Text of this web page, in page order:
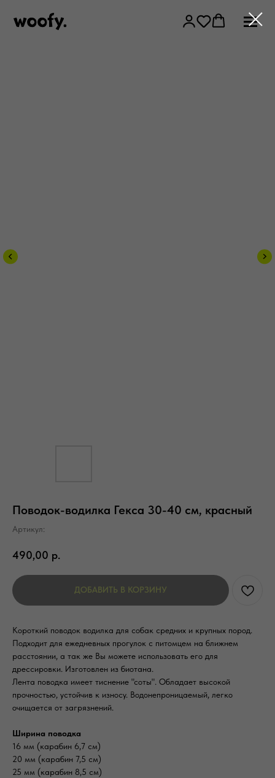
Поводок-водилка Гекса 30-40 см, красный
Артикул:
490,00 р.
ДОБАВИТЬ В КОРЗИНУ
Короткий поводок водилка для собак средних и крупных пород.
Подходит для ежедневных прогулок с питомцем на ближнем
расстоянии, а так же Вы можете использовать его для
дрессировки. Изготовлен из биотана.
Лента поводка имеет тиснение "соты". Обладает высокой
прочностью, устойчив к износу. Водонепроницаемый, легко
очищается от загрязнений.
Ширина поводка
16 мм (карабин 6,7 см)
20 мм (карабин 7,5 см)
25 мм (карабин 8,5 см)